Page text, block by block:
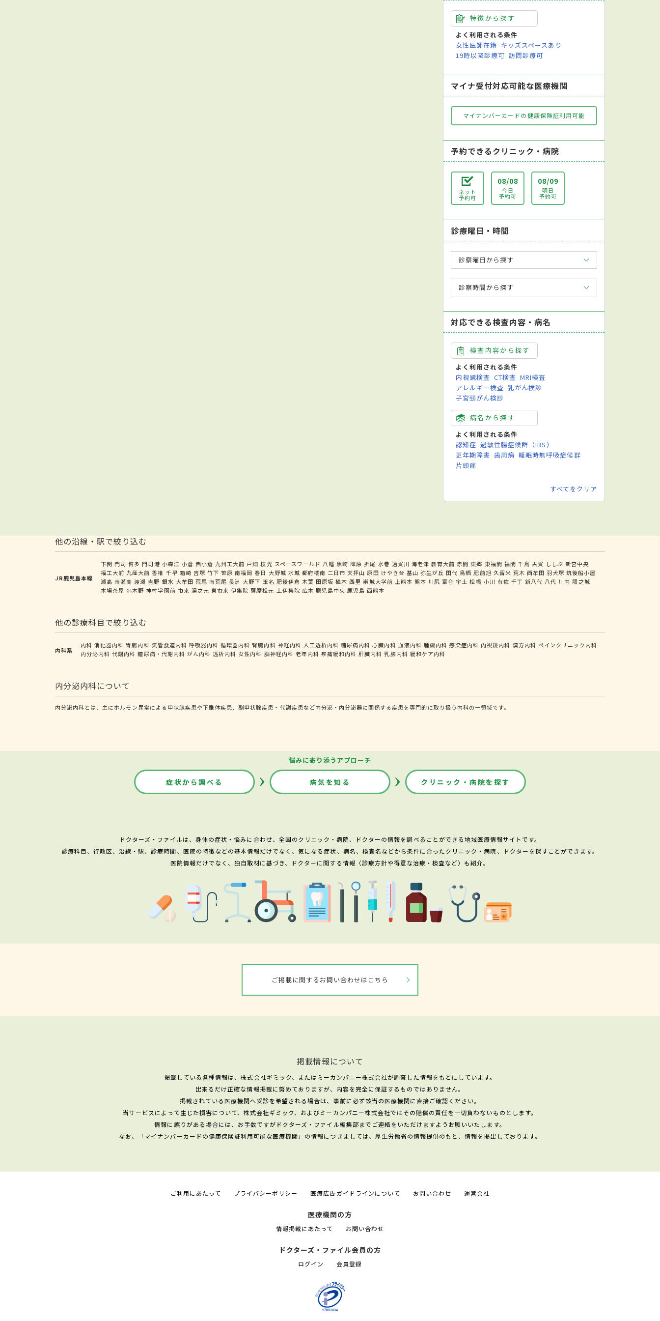
特徴から探す
よく利用される条件
女性医師在籍 キッズスペースあり
19時以降診療可 訪問診療可
マイナ受付対応可能な医療機関
マイナンバーカードの健康保険証利用可能
予約できるクリニック・病院
ネット
予約可
08/08
今日
予約可
08/09
明日
予約可
診療曜日・時間
診察曜日から探す
診察時間から探す
対応できる検査内容・病名
検査内容から探す
よく利用される条件
内視鏡検査 CT検査 MRI検査
アレルギー検査 乳がん検診
子宮頸がん検診
病名から探す
よく利用される条件
認知症 過敏性腸症候群（IBS）
更年期障害 歯周病 睡眠時無呼吸症候群
片頭痛
すべてをクリア
他の沿線・駅で絞り込む
JR鹿児島本線
下関 門司 博多 門司港 小森江 小倉 西小倉 九州工大前 戸畑 枝光 スペースワールド 八幡 黒崎 陣原 折尾 水巻 遠賀川 海老津 教育大前 赤間 東郷 東福間 福間 千鳥 古賀 ししぶ 新宮中央
福工大前 九産大前 香椎 千早 箱崎 吉塚 竹下 笹原 南福岡 春日 大野城 水城 都府楼南 二日市 天拝山 原田 けやき台 基山 弥生が丘 田代 鳥栖 肥前旭 久留米 荒木 西牟田 羽犬塚 筑後船小屋
瀬高 南瀬高 渡瀬 吉野 銀水 大牟田 荒尾 南荒尾 長洲 大野下 玉名 肥後伊倉 木葉 田原坂 植木 西里 崇城大学前 上熊本 熊本 川尻 富合 宇土 松橋 小川 有佐 千丁 新八代 八代 川内 隈之城
木場茶屋 串木野 神村学園前 市来 湯之元 東市来 伊集院 薩摩松元 上伊集院 広木 鹿児島中央 鹿児島 西熊本
他の診療科目で絞り込む
内科系
内科 消化器内科 胃腸内科 気管食道内科 呼吸器内科 循環器内科 腎臓内科 神経内科 人工透析内科 糖尿病内科 心臓内科 血液内科 腫瘍内科 感染症内科 内視鏡内科 漢方内科 ペインクリニック内科
内分泌内科 代謝内科 糖尿病・代謝内科 がん内科 透析内科 女性内科 脳神経内科 老年内科 疼痛緩和内科 肝臓内科 乳腺内科 緩和ケア内科
内分泌内科について
内分泌内科とは、主にホルモン異常による甲状腺疾患や下垂体疾患、副甲状腺疾患・代謝疾患など内分泌・内分泌器に関係する疾患を専門的に取り扱う内科の一領域です。
悩みに寄り添うアプローチ
症状から調べる 病気を知る クリニック・病院を探す
ドクターズ・ファイルは、身体の症状・悩みに合わせ、全国のクリニック・病院、ドクターの情報を調べることができる地域医療情報サイトです。
診療科目、行政区、沿線・駅、診療時間、医院の特徴などの基本情報だけでなく、気になる症状、病名、検査名などから条件に合ったクリニック・病院、ドクターを探すことができます。
医院情報だけでなく、独自取材に基づき、ドクターに関する情報（診療方針や得意な治療・検査など）も紹介。
ご掲載に関するお問い合わせはこちら
掲載情報について
掲載している各種情報は、株式会社ギミック、またはミーカンパニー株式会社が調査した情報をもとにしています。
出来るだけ正確な情報掲載に努めておりますが、内容を完全に保証するものではありません。
掲載されている医療機関へ受診を希望される場合は、事前に必ず該当の医療機関に直接ご確認ください。
当サービスによって生じた損害について、株式会社ギミック、およびミーカンパニー株式会社ではその賠償の責任を一切負わないものとします。
情報に誤りがある場合には、お手数ですがドクターズ・ファイル編集部までご連絡をいただけますようお願いいたします。
なお、「マイナンバーカードの健康保険証利用可能な医療機関」の情報につきましては、厚生労働省の情報提供のもと、情報を掲出しております。
ご利用にあたって プライバシーポリシー 医療広告ガイドラインについて お問い合わせ 運営会社
医療機関の方
情報掲載にあたって お問い合わせ
ドクターズ・ファイル会員の方
ログイン 会員登録